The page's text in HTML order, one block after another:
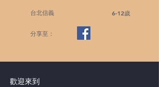
台北信義 6-12歲
分享至：
歡迎來到